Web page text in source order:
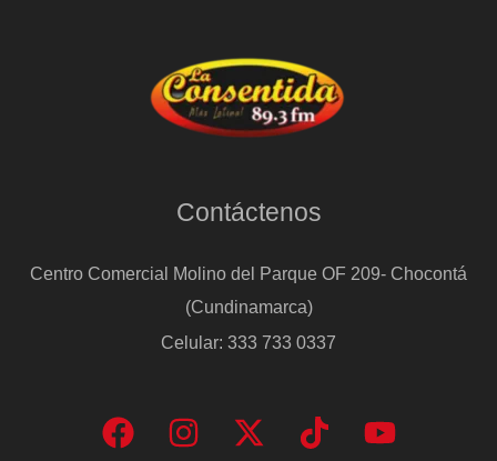
Contáctenos
Centro Comercial Molino del Parque OF 209- Chocontá
(Cundinamarca)
Celular: 333 733 0337